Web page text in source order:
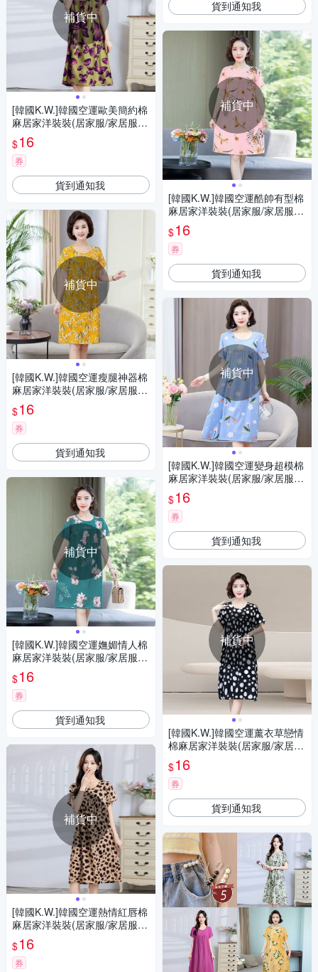
補貨中
[韓國K.W.]韓國空運歐美簡約棉
麻居家洋裝裝(居家服/家居服/
睡衣/睡裙/涼感睡衣)紫色蝴蝶
$16
券
貨到通知我
補貨中
[韓國K.W.]韓國空運瘦腿神器棉
麻居家洋裝裝(居家服/家居服/
睡衣/睡裙/涼感睡衣)黃色牽牛
花
$16
券
貨到通知我
補貨中
[韓國K.W.]韓國空運嫵媚情人棉
麻居家洋裝裝(居家服/家居服/
睡衣/睡裙/涼感睡衣)湖藍荷花
$16
券
貨到通知我
補貨中
[韓國K.W.]韓國空運熱情紅唇棉
麻居家洋裝裝(居家服/家居服/
睡衣/睡裙/涼感睡衣)卡點豹紋
$16
券
貨到通知我
補貨中
[韓國K.W.]韓國空運酷帥有型棉
麻居家洋裝裝(居家服/家居服/
睡衣/睡裙/涼感睡衣)粉底小草
莓
$16
券
貨到通知我
補貨中
[韓國K.W.]韓國空運變身超模棉
麻居家洋裝裝(居家服/家居服/
睡衣/睡裙/涼感睡衣)藍色飄花
$16
券
貨到通知我
補貨中
[韓國K.W.]韓國空運薰衣草戀情
棉麻居家洋裝裝(居家服/家居
服/睡衣/睡裙/涼感睡衣)黑色圈
圈
$16
券
貨到通知我